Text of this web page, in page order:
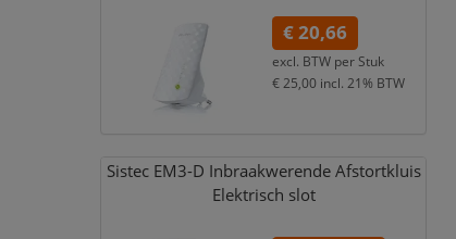
€ 20,66
excl. BTW per Stuk
€ 25,00 incl. 21% BTW
Sistec EM3-D Inbraakwerende Afstortkluis
Elektrisch slot